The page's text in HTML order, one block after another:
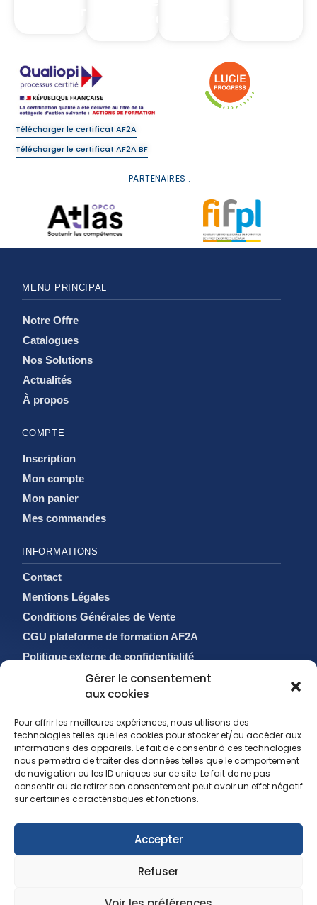
Gérer le consentement
aux cookies
Pour offrir les meilleures expériences, nous utilisons des
technologies telles que les cookies pour stocker et/ou accéder aux
informations des appareils. Le fait de consentir à ces technologies
nous permettra de traiter des données telles que le comportement
de navigation ou les ID uniques sur ce site. Le fait de ne pas
consentir ou de retirer son consentement peut avoir un effet négatif
sur certaines caractéristiques et fonctions.
Accepter
Refuser
Télécharger le certificat AF2A
Télécharger le certificat AF2A BF
PARTENAIRES :
reclamation@af2a.com
Copyright 2025 AF2A. Tous droits réservés.
INFORMATIONS
Contact
Mentions Légales
Conditions Générales de Vente
CGU plateforme de formation AF2A
Politique externe de confidentialité
Politique de cookies (EU)
MENU PRINCIPAL
Notre Offre
Catalogues
Nos Solutions
Actualités
À propos
COMPTE
Inscription
Mon compte
Mon panier
Mes commandes